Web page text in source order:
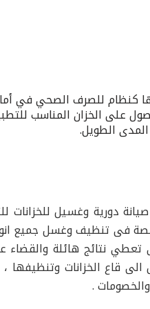
كنظام للصرف الصحي في
على الخزان المناسب
الطويل.
دورية وغسيل للخزانات
فى تنظيف وغسل جميع
تعطي نتائج هائلة
قاع الخزانات وتنظيفها
.